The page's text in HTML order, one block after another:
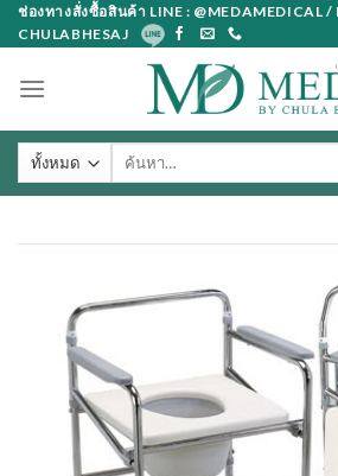
Skip
to
ช่องทางสั่งซื้อสินค้า LINE : @MEDAMEDICAL /
CHULABHESAJ
ค้นหา: